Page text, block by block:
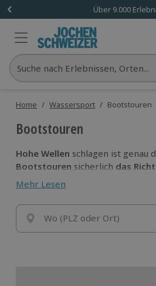
Über 9.000
Suche nach Erlebnissen, Orten...
Home / Wassersport / Bootstouren
Bootstouren
Hohe Wellen schlagen ist genau
Bootstouren sicherlich das
ordentlich
und lässt dir dabei die Gischt um
Nimm das Steuer in die Hand
Mehr Lesen
Wo (PLZ oder Ort)